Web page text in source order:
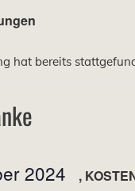
hat bereits
2024